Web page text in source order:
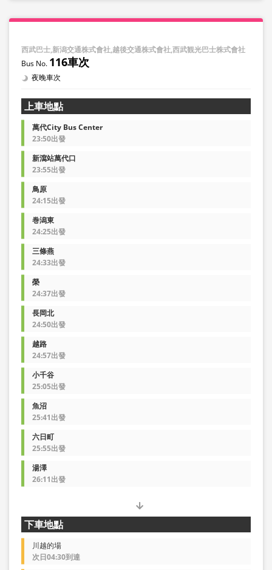
西武巴士,新潟交通株式會社,越後交通株式會社,西武観光巴士株式會社
116車次
夜晚車次
上車地點
萬代City Bus Center
23:50出發
新瀉站萬代口
23:55出發
鳥原
24:15出發
巻潟東
24:25出發
三條燕
24:33出發
榮
24:37出發
長岡北
24:50出發
越路
24:57出發
小千谷
25:05出發
魚沼
25:41出發
六日町
25:55出發
湯澤
26:11出發
下車地點
川越的場
次日04:30到達